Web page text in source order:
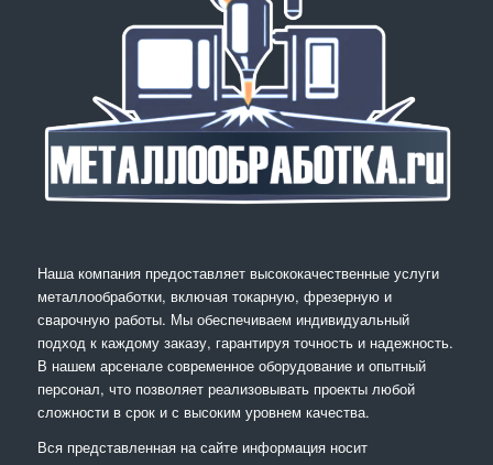
Наша компания предоставляет высококачественные услуги
металлообработки, включая токарную, фрезерную и
сварочную работы. Мы обеспечиваем индивидуальный
подход к каждому заказу, гарантируя точность и надежность.
В нашем арсенале современное оборудование и опытный
персонал, что позволяет реализовывать проекты любой
сложности в срок и с высоким уровнем качества.
Вся представленная на сайте информация носит